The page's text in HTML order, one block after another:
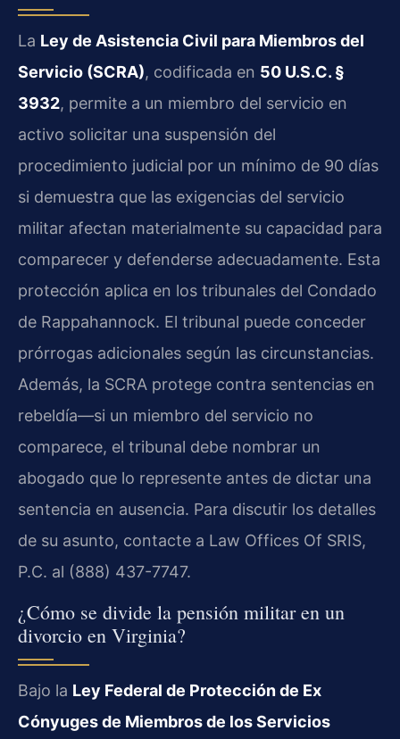
La Ley de Asistencia Civil para Miembros del
Servicio (SCRA), codificada en 50 U.S.C. §
3932, permite a un miembro del servicio en
activo solicitar una suspensión del
procedimiento judicial por un mínimo de 90 días
si demuestra que las exigencias del servicio
militar afectan materialmente su capacidad para
comparecer y defenderse adecuadamente. Esta
protección aplica en los tribunales del Condado
de Rappahannock. El tribunal puede conceder
prórrogas adicionales según las circunstancias.
Además, la SCRA protege contra sentencias en
rebeldía—si un miembro del servicio no
comparece, el tribunal debe nombrar un
abogado que lo represente antes de dictar una
sentencia en ausencia. Para discutir los detalles
de su asunto, contacte a Law Offices Of SRIS,
P.C. al (888) 437-7747.
¿Cómo se divide la pensión militar en un
divorcio en Virginia?
Bajo la Ley Federal de Protección de Ex
Cónyuges de Miembros de los Servicios